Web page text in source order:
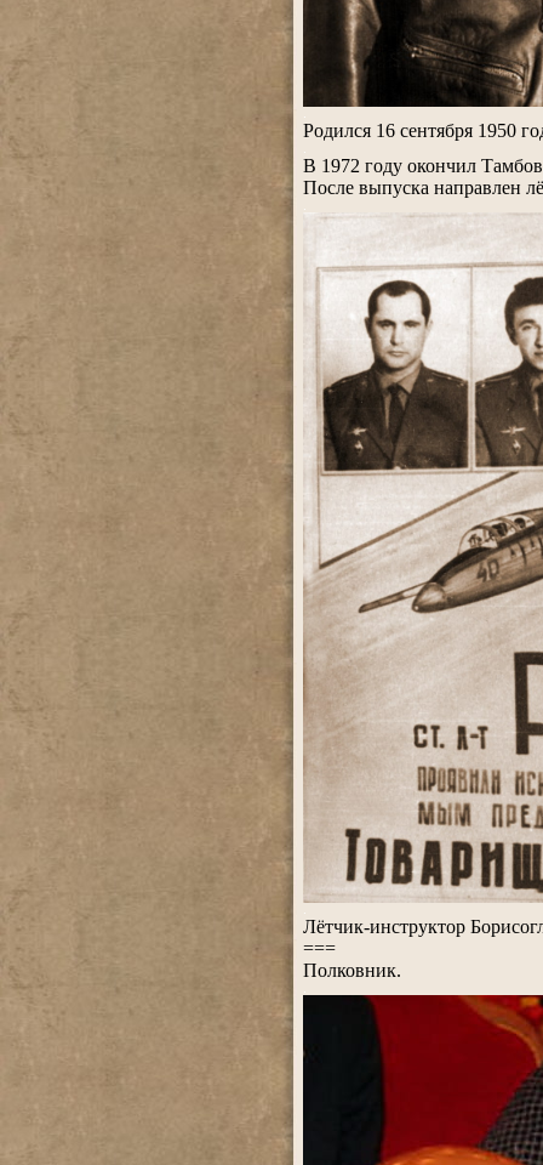
Родился 16 сентября 1950
В 1972 году окончил
После выпуска направлен
Лётчик-инструктор
===
Полковник.